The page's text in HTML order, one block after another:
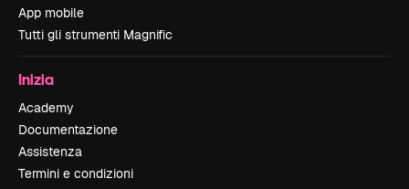
App mobile
Tutti gli strumenti Magnific
Inizia
Academy
Documentazione
Assistenza
Termini e condizioni